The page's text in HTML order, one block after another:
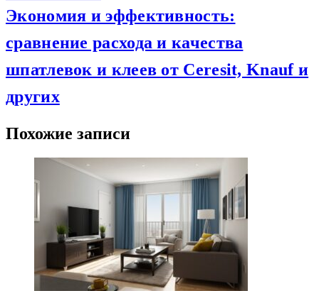
Экономия и эффективность:
сравнение расхода и качества
шпатлевок и клеев от Ceresit, Knauf и
других
Похожие записи